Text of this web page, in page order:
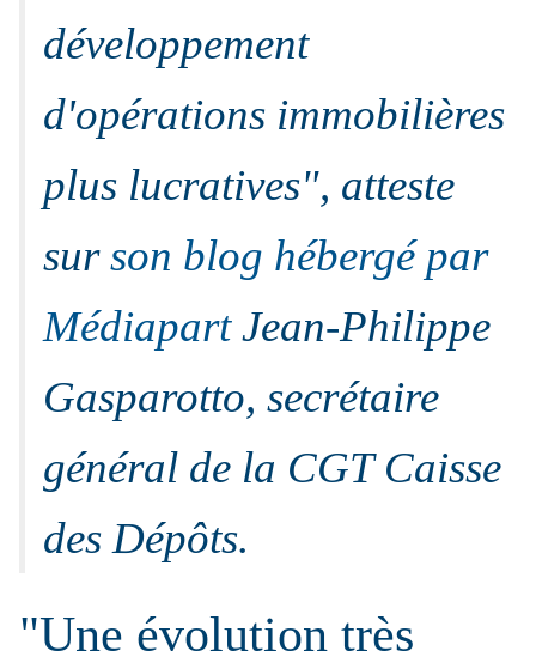
développement
d'opérations immobilières
plus lucratives", atteste
surson blog hébergé par
MédiapartJean-Philippe
Gasparotto, secrétaire
général de la CGT Caisse
des Dépôts.
"Une évolution très